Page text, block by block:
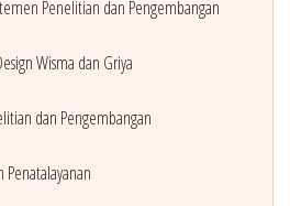
Penelitian dan Pengembangan
Wisma dan Griya
dan Pengembangan